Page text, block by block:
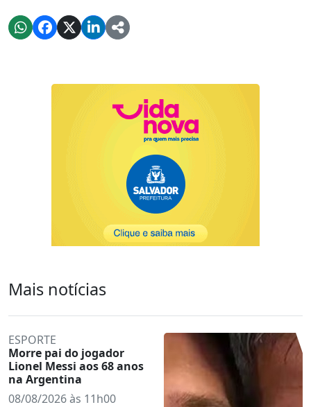
Mais notícias
ESPORTE
Morre pai do jogador
Lionel Messi aos 68 anos
na Argentina
08/08/2026 às 11h00